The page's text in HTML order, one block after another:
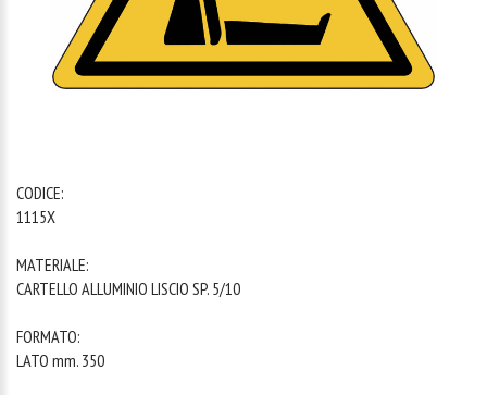
CODICE:
1115X
MATERIALE:
CARTELLO ALLUMINIO LISCIO SP. 5/10
FORMATO:
LATO mm. 350